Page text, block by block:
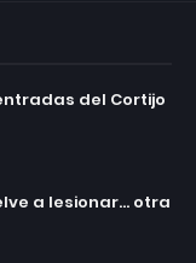
del Cortijo
a lesionar... otra